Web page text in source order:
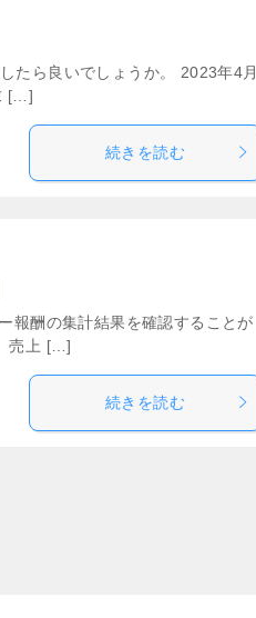
たら良いでしょうか。 2023年4月
[…]
続きを読む
酬の集計結果を確認することが
売上 […]
続きを読む